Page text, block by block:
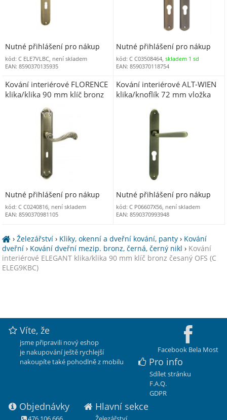
Nutné přihlášení pro nákup
kód: C ELE7VLBC, není skladem
EAN: 8590370135935
Nutné přihlášení pro nákup
kód: C C03508464,skladem 1 sd
EAN: 8590370118754
Kování interiérové FLORENCE
klika/klika 90 mm klíč bronz
Nutné přihlášení pro nákup
kód: C C0240816, není skladem
EAN: 8590370981105
Kování interiérové ALT-WIEN
klika/knoflík 72 mm vložka
Nutné přihlášení pro nákup
kód: C P06607X56, není skladem
EAN: 8590370993948
›Železářství › Kliky, okenní a dveřní kování, panty › Kování
dveřní › Kování dveřní mezip. bronz, černá, černý nikl › Kování
interiérové ELEGANT klika/klika 90 mm klíč bronz česaný OFS (C
ELEG9KBC)
Facebook Bela Most
Víte, že
jsme připravili nový eshop
je nakupování ještě rychlejší
nakoupíte také pohodlně z mobilu
Pro info
Sdílet stránku
F.A.Q.
GDPR
Objednávky Hlavní sekce